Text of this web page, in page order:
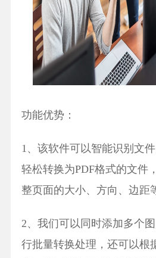
功能优势：
1、该软件可以智能识别文
轻松转换为PDF格式的文件
整页面的大小、方向、边距
2、我们可以同时添加多个
行批量转换处理，还可以根